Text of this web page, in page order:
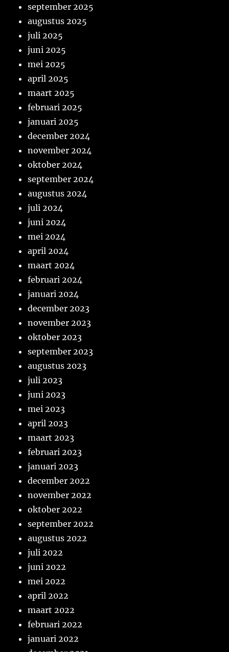
september 2025
augustus 2025
juli 2025
juni 2025
mei 2025
april 2025
maart 2025
februari 2025
januari 2025
december 2024
november 2024
oktober 2024
september 2024
augustus 2024
juli 2024
juni 2024
mei 2024
april 2024
maart 2024
februari 2024
januari 2024
december 2023
november 2023
oktober 2023
september 2023
augustus 2023
juli 2023
juni 2023
mei 2023
april 2023
maart 2023
februari 2023
januari 2023
december 2022
november 2022
oktober 2022
september 2022
augustus 2022
juli 2022
juni 2022
mei 2022
april 2022
maart 2022
februari 2022
januari 2022